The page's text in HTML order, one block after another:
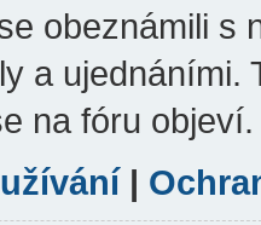
obeznámili s
a ujednáními.
na fóru objeví.
|